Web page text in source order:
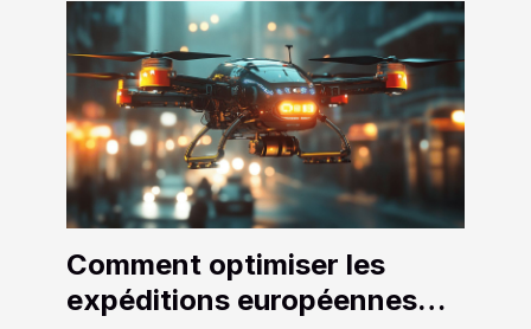
Comment optimiser les
expéditions européennes